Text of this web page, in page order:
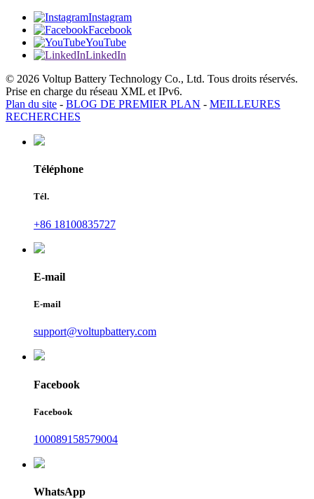
Instagram
Facebook
YouTube
LinkedIn
© 2026 Voltup Battery Technology Co., Ltd. Tous droits réservés.
Prise en charge du réseau XML et IPv6.
Plan du site - BLOG DE PREMIER PLAN - MEILLEURES
RECHERCHES
Téléphone
Tél.
+86 18100835727
E-mail
E-mail
support@voltupbattery.com
Facebook
Facebook
100089158579004
WhatsApp